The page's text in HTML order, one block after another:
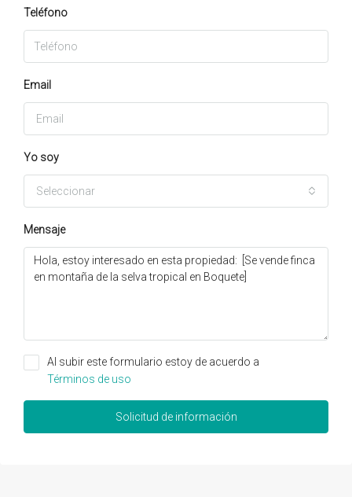
Teléfono
Email
Yo soy
Seleccionar
Mensaje
Al subir este formulario estoy de acuerdo a
Términos de uso
Solicitud de información